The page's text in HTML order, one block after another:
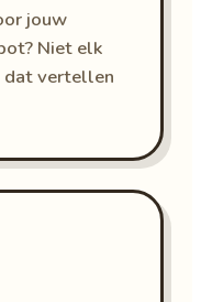
jouw
Niet elk
dat vertellen